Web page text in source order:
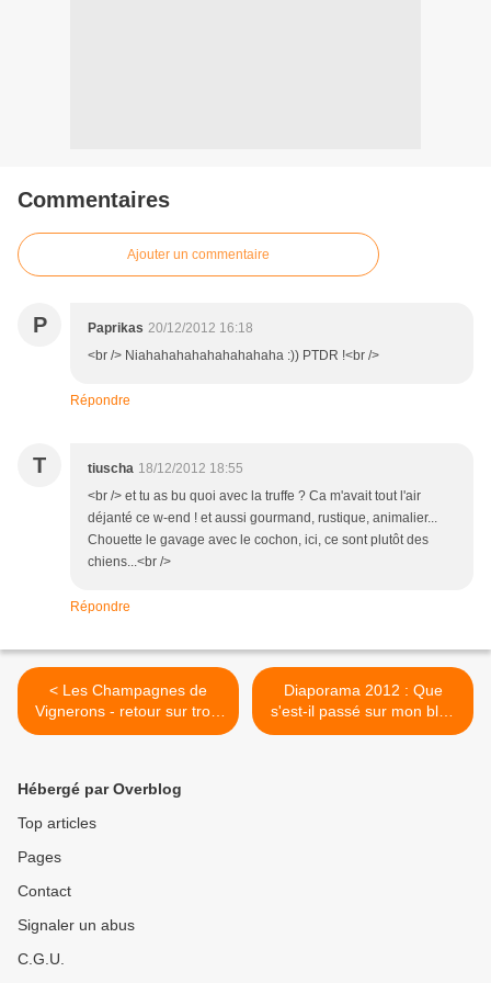
Commentaires
Ajouter un commentaire
P Paprikas 20/12/2012 16:18
<br /> Niahahahahahahahahaha :)) PTDR !<br />
Répondre
T tiuscha 18/12/2012 18:55
<br /> et tu as bu quoi avec la truffe ? Ca m'avait tout l'air
déjanté ce w-end ! et aussi gourmand, rustique, animalier...
Chouette le gavage avec le cochon, ici, ce sont plutôt des
chiens...<br />
Répondre
< Les Champagnes de
Vignerons - retour sur trois
participations
Diaporama 2012 : Que
s'est-il passé sur mon blog
cette année ? >
Hébergé par Overblog
Top articles
Pages
Contact
Signaler un abus
C.G.U.